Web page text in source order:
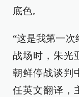
底色。
“这是我第一
战场时，朱光
朝鲜停战谈判
任英文翻译，